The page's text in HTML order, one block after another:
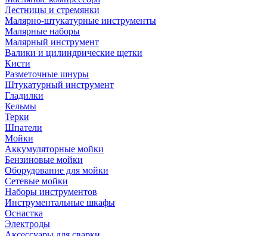
Лестницы и стремянки
Малярно-штукатурные инструменты
Малярные наборы
Малярный инструмент
Валики и цилиндрические щетки
Кисти
Разметочные шнуры
Штукатурный инструмент
Гладилки
Кельмы
Терки
Шпатели
Мойки
Аккумуляторные мойки
Бензиновые мойки
Оборудование для мойки
Сетевые мойки
Наборы инструментов
Инструментальные шкафы
Оснастка
Электроды